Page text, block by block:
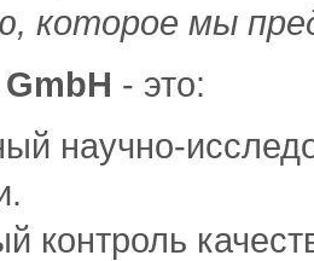
которое мы
- это:
научно-
контроль